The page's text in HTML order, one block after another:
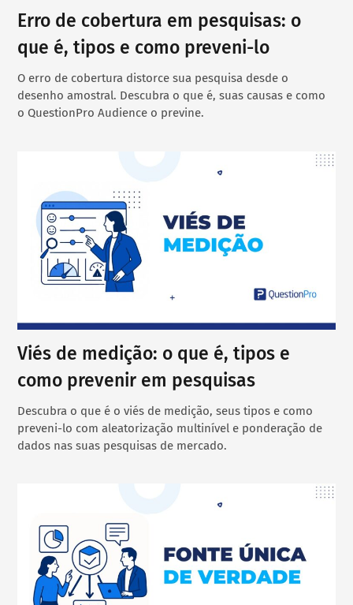
Erro de cobertura em pesquisas: o
que é, tipos e como preveni-lo
O erro de cobertura distorce sua pesquisa desde o
desenho amostral. Descubra o que é, suas causas e como
o QuestionPro Audience o previne.
Viés de medição: o que é, tipos e
como prevenir em pesquisas
Descubra o que é o viés de medição, seus tipos e como
preveni-lo com aleatorização multinível e ponderação de
dados nas suas pesquisas de mercado.